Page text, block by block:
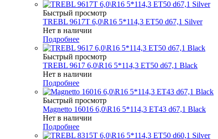
Быстрый просмотр
TREBL 9617T 6,0\R16 5*114,3 ET50 d67,1 Silver
Нет в наличии
Подробнее
Быстрый просмотр
TREBL 9617 6,0\R16 5*114,3 ET50 d67,1 Black
Нет в наличии
Подробнее
Быстрый просмотр
Magnetto 16016 6,0\R16 5*114,3 ET43 d67,1 Black
Нет в наличии
Подробнее